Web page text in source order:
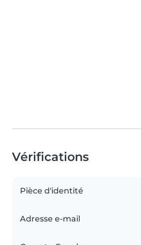
Vérifications
Pièce d'identité
Adresse e-mail